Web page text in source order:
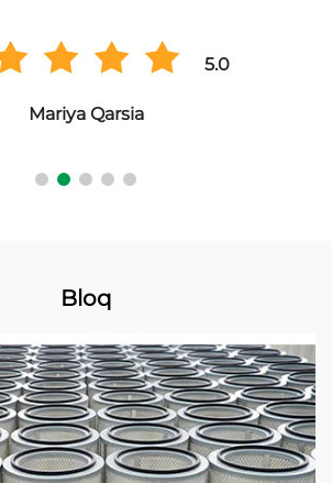
5.0
Mariya Qarsia
Bloq